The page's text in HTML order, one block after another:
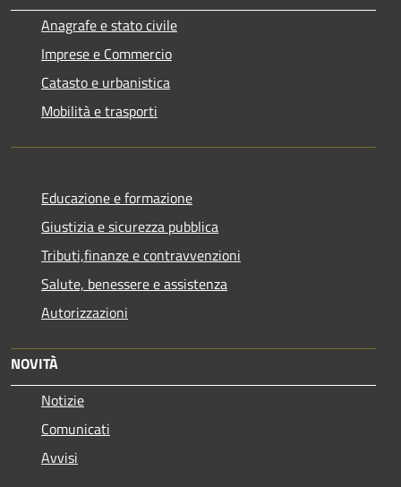
Anagrafe e stato civile
Imprese e Commercio
Catasto e urbanistica
Mobilità e trasporti
Educazione e formazione
Giustizia e sicurezza pubblica
Tributi,finanze e contravvenzioni
Salute, benessere e assistenza
Autorizzazioni
NOVITÀ
Notizie
Comunicati
Avvisi